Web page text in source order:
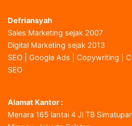
Defriansyah
Sales Marketing sejak 2007
Digital Marketing sejak 2013
SEO | Google Ads | Copywriting |
SEO
Alamat Kantor :
Menara 165 lantai 4 Jl TB